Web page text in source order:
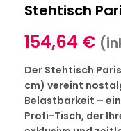
Stehtisch
154,64 €
Der Stehtisch
cm) vereint
Belastbarkeit –
Profi-Tisch, der